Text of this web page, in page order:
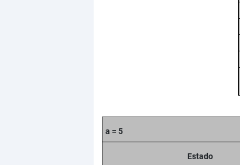
a = 5
Estado